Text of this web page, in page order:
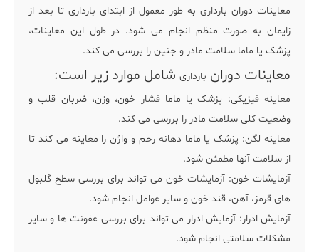
معاینات دوران بارداری به طور معمول از ابتدای بارداری تا بعد از
زایمان به صورت منظم انجام می شود. در طول این معاینات،
پزشک یا ماما سلامت مادر و جنین را بررسی می کند.
معاینات دوران بارداری شامل موارد زیر است:
معاینه فیزیکی: پزشک یا ماما فشار خون، وزن، ضربان قلب و
وضعیت کلی سلامت مادر را بررسی می کند.
معاینه لگن: پزشک یا ماما دهانه رحم و واژن را معاینه می کند تا
از سلامت آنها مطمئن شود.
آزمایشات خون: آزمایشات خون می تواند برای بررسی سطح گلبول
های قرمز، آهن، قند خون و سایر عوامل انجام شود.
آزمایش ادرار: آزمایش ادرار می تواند برای بررسی عفونت ها و سایر
مشکلات سلامتی انجام شود.